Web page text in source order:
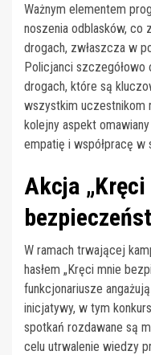
Ważnym elementem
noszenia odblasków, co
drogach, zwłaszcza w
Policjanci szczegółowo
drogach, które są
wszystkim uczestnikom
kolejny aspekt
empatię i współpracę
Akcja
W ramach trwającej
hasłem „Kręci mnie
funkcjonariusze
inicjatywy, w tym
spotkań rozdawane są
celu utrwalenie wiedzy